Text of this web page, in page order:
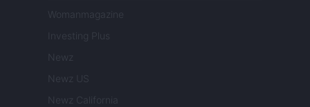
Womanmagazine
Investing Plus
Newz
Newz US
Newz California